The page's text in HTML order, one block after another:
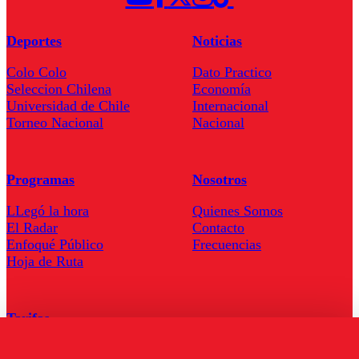
Deportes
Colo Colo
Seleccion Chilena
Universidad de Chile
Torneo Nacional
Noticias
Dato Practico
Economía
Internacional
Nacional
Programas
LLegó la hora
El Radar
Enfoqué Público
Hoja de Ruta
Nosotros
Quienes Somos
Contacto
Frecuencias
Tarifas